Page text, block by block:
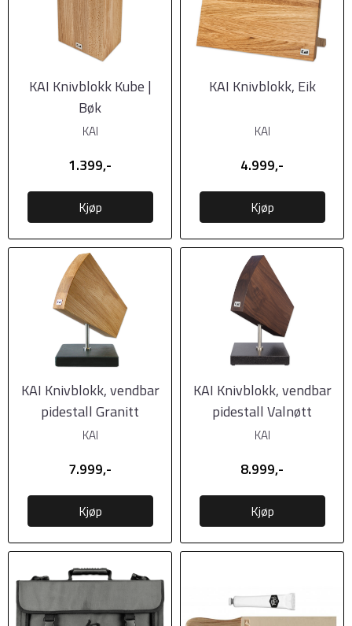
KAI Knivblokk Kube |
Bøk
KAI
1.399,-
Kjøp
KAI Knivblokk, Eik
KAI
4.999,-
Kjøp
KAI Knivblokk, vendbar
pidestall Granitt
KAI
7.999,-
Kjøp
KAI Knivblokk, vendbar
pidestall Valnøtt
KAI
8.999,-
Kjøp